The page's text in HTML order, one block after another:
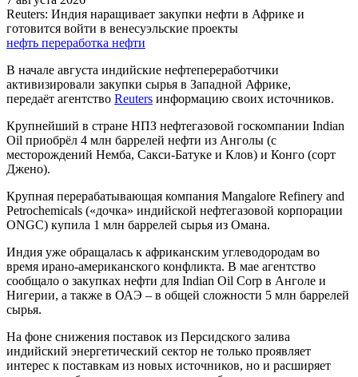
Reuters: Индия наращивает закупки нефти в Африке и
готовится войти в венесуэльские проекты
нефть переработка нефти
В начале августа индийские нефтепереработчики
активизировали закупки сырья в Западной Африке,
передаёт агентство Reuters информацию своих источников.
Крупнейший в стране НПЗ нефтегазовой госкомпании Indian
Oil приобрёл 4 млн баррелей нефти из Анголы (с
месторождений Немба, Сакси-Батуке и Клов) и Конго (сорт
Джено).
Крупная перерабатывающая компания Mangalore Refinery and
Petrochemicals («дочка» индийской нефтегазовой корпорации
ONGC) купила 1 млн баррелей сырья из Омана.
Индия уже обращалась к африканским углеводородам во
время ирано-американского конфликта. В мае агентство
сообщало о закупках нефти для Indian Oil Corp в Анголе и
Нигерии, а также в ОАЭ – в общей сложности 5 млн баррелей
сырья.
На фоне снижения поставок из Персидского залива
индийский энергетический сектор не только проявляет
интерес к поставкам из новых источников, но и расширяет